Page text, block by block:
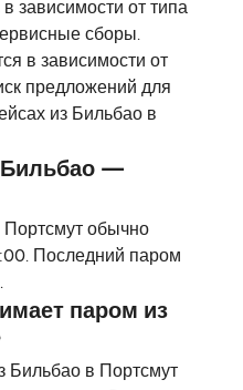
в зависимости от типа
сборы.
в зависимости от
предложений для
из Бильбао в
Бильбао —
Портсмут обычно
Последний паром
паром из
Бильбао в Портсмут